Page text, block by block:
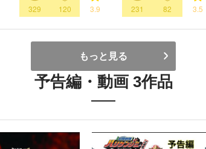
329 120 3.9 231 82 3.5
もっと見る
予告編・動画 3作品